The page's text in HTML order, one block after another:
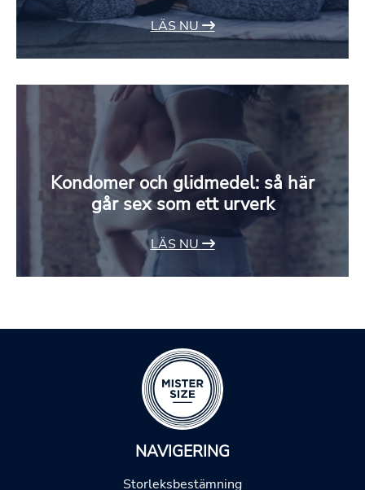
LÄS NU
Kondomer och glidmedel: så här
går sex som ett urverk
LÄS NU
NAVIGERING
Storleksbestämning